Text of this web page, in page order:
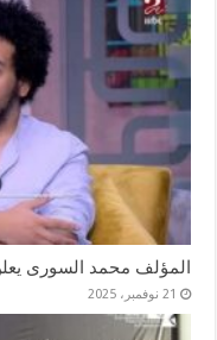
المؤلف محمد السورى
21 نوفمبر، 2025